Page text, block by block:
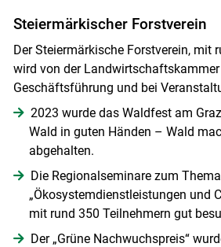
Steiermärkischer Forstverein
Der Steiermärkische Forstverein, mit
wird von der
Geschäftsführung und bei
2023 wurde das Waldfest am
Wald in guten Händen – Wald
abgehalten.
Die Regionalseminare zum Thema
„Ökosystemdienstleistungen und
mit rund 350 Teilnehmern gut
Der „Grüne Nachwuchspreis“